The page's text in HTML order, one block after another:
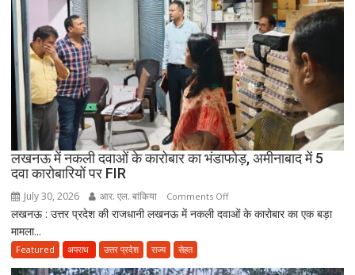
सेवा
जरूरी!
फिर
ही
कर
सकेंगे
PG,
उत्तराखंड
स्वास्थ्य
तैयार
लखनऊ में नकली दवाओं के कारोबार का भंडाफोड़, अमीनाबाद में 5
दवा कारोबारियों पर FIR
July 30, 2026 आर. एल. बांकिया Comments Offon
लखनऊ
लखनऊ : उत्तर प्रदेश की राजधानी लखनऊ में नकली दवाओं के कारोबार का एक बड़ा
मामला...
Featured अपराध उत्तर प्रदेश राज्य सेहत